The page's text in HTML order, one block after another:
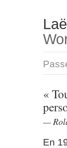
«
En